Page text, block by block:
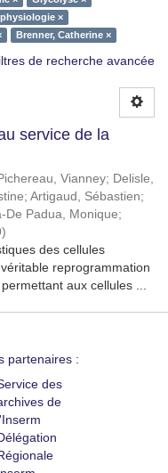
physiologie ×
Brenner, Catherine ×
de recherche avancée
service de la
Vianney; Delisle,
; Artigaud, Sébastien;
De Padua, Monique;
)
des cellules
reprogrammation
aux cellules ...
partenaires :
des
de